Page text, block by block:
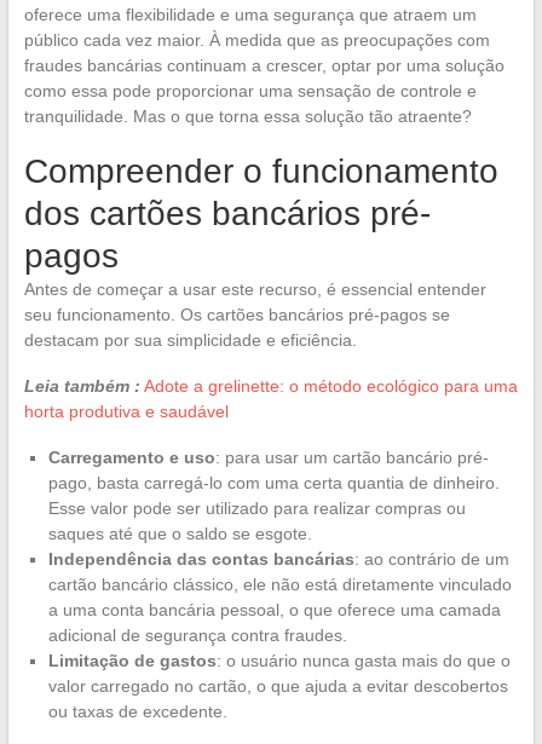
oferece uma flexibilidade e uma segurança que atraem um
público cada vez maior. À medida que as preocupações com
fraudes bancárias continuam a crescer, optar por uma solução
como essa pode proporcionar uma sensação de controle e
tranquilidade. Mas o que torna essa solução tão atraente?
Compreender o funcionamento
dos cartões bancários pré-
pagos
Antes de começar a usar este recurso, é essencial entender
seu funcionamento. Os cartões bancários pré-pagos se
destacam por sua simplicidade e eficiência.
Leia também : Adote a grelinette: o método ecológico para uma
horta produtiva e saudável
Carregamento e uso: para usar um cartão bancário pré-
pago, basta carregá-lo com uma certa quantia de dinheiro.
Esse valor pode ser utilizado para realizar compras ou
saques até que o saldo se esgote.
Independência das contas bancárias: ao contrário de um
cartão bancário clássico, ele não está diretamente vinculado
a uma conta bancária pessoal, o que oferece uma camada
adicional de segurança contra fraudes.
Limitação de gastos: o usuário nunca gasta mais do que o
valor carregado no cartão, o que ajuda a evitar descobertos
ou taxas de excedente.